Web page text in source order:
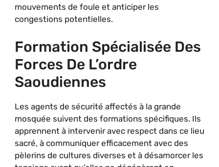
mouvements de foule et anticiper les
congestions potentielles.
Formation Spécialisée Des
Forces De L’ordre
Saoudiennes
Les agents de sécurité affectés à la grande
mosquée suivent des formations spécifiques. Ils
apprennent à intervenir avec respect dans ce lieu
sacré, à communiquer efficacement avec des
pèlerins de cultures diverses et à désamorcer les